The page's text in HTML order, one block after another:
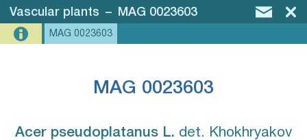
Vascular plants – MAG 0023603
MAG 0023603
MAG 0023603
Acer pseudoplatanus L.⁣ det. Khokhryakov